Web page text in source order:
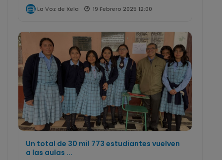
La Voz de Xela 19 Febrero 2025 12:00
Un total de 30 mil 773 estudiantes vuelven
a las aulas ...